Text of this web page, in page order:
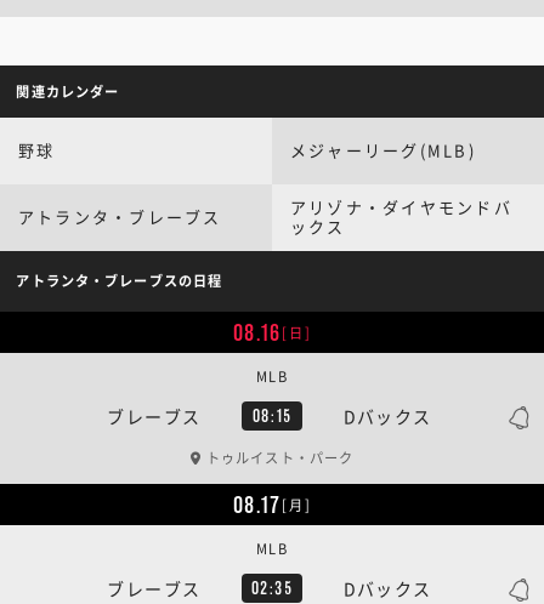
関連カレンダー
野球 メジャーリーグ(MLB)
アトランタ・ブレーブス
アリゾナ・ダイヤモンドバ
ックス
アトランタ・ブレーブスの日程
08.16[日]
ブレーブス 08:15 Dバックス
MLB
トゥルイスト・パーク
08.17[月]
ブレーブス 02:35 Dバックス
MLB